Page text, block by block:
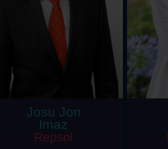
Josu Jon
Imaz
Repsol